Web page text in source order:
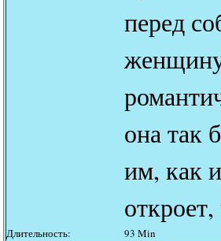
перед
она так
им, как
Длительность: 93 Min